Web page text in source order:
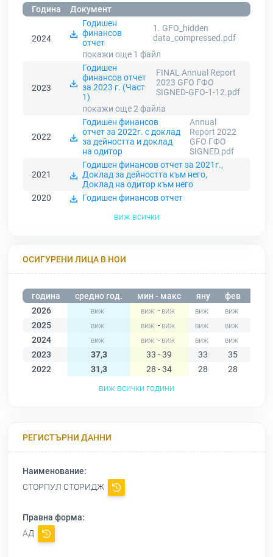
Година Документ
2024
Годишен
финансов
отчет
1. GFO_hidden
data_compressed.pdf
покажи още 1 файл
2023
Годишен
финансов отчет
за 2023 г. (Част
1)
FINAL Annual Report
2023 GFO ГФО
SIGNED-GFO-1-12.pdf
покажи още 2файла
2022
Годишен финансов
отчет за 2022г. с доклад
за дейността и доклад
на одитор
Annual
Report 2022
GFO ГФО
SIGNED.pdf
2021
Годишен финансов отчет за 2021г.,
Доклад за дейността към него,
Доклад на одитор към него
2020
Годишен финансов отчет
виж всички
ОСИГУРЕНИ ЛИЦА В НОИ
година средно год. мин - макс яну фев
2026
-
2025
-
2024
-
2023
37,3 33 - 39 33 35
2022
31,3 28 - 34 28 28
виж всички години
РЕГИСТЪРНИ ДАННИ
Наименование:
СТОРПУЛ СТОРИДЖ
Правна форма:
АД